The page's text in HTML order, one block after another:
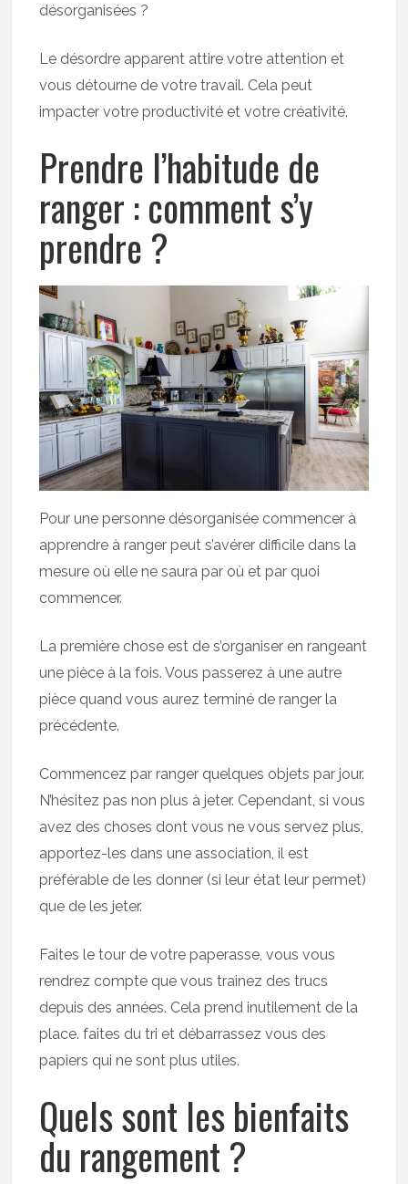
désorganisées ?
Le désordre apparent attire votre attention et
vous détourne de votre travail. Cela peut
impacter votre productivité et votre créativité.
Prendre l’habitude de
ranger : comment s’y
prendre ?
Pour une personne désorganisée commencer à
apprendre à ranger peut s’avérer difficile dans la
mesure où elle ne saura par où et par quoi
commencer.
La première chose est de s’organiser en rangeant
une pièce à la fois. Vous passerez à une autre
pièce quand vous aurez terminé de ranger la
précédente.
Commencez par ranger quelques objets par jour.
N’hésitez pas non plus à jeter. Cependant, si vous
avez des choses dont vous ne vous servez plus,
apportez-les dans une association, il est
préférable de les donner (si leur état leur permet)
que de les jeter.
Faites le tour de votre paperasse, vous vous
rendrez compte que vous trainez des trucs
depuis des années. Cela prend inutilement de la
place. faites du tri et débarrassez vous des
papiers qui ne sont plus utiles.
Quels sont les bienfaits
du rangement ?